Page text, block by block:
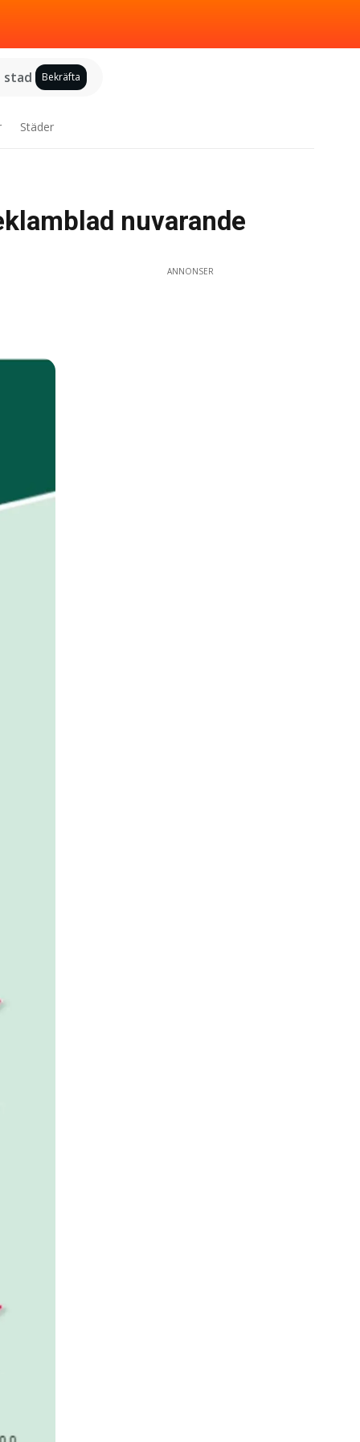
stad Bekräfta
Städer
nuvarande
ANNONSER